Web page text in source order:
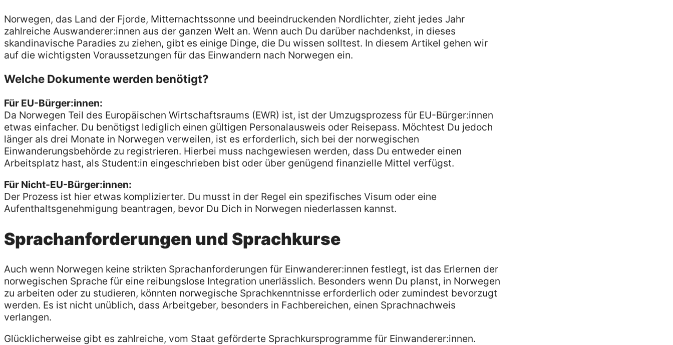
Norwegen, das Land der Fjorde, Mitternachtssonne und beeindruckenden Nordlichter, zieht jedes Jahr
zahlreiche Auswanderer:innen aus der ganzen Welt an. Wenn auch Du darüber nachdenkst, in dieses
skandinavische Paradies zu ziehen, gibt es einige Dinge, die Du wissen solltest. In diesem Artikel gehen wir
auf die wichtigsten Voraussetzungen für das Einwandern nach Norwegen ein.
Welche Dokumente werden benötigt?
Für EU-Bürger:innen:
Da Norwegen Teil des Europäischen Wirtschaftsraums (EWR) ist, ist der Umzugsprozess für EU-Bürger:innen
etwas einfacher. Du benötigst lediglich einen gültigen Personalausweis oder Reisepass. Möchtest Du jedoch
länger als drei Monate in Norwegen verweilen, ist es erforderlich, sich bei der norwegischen
Einwanderungsbehörde zu registrieren. Hierbei muss nachgewiesen werden, dass Du entweder einen
Arbeitsplatz hast, als Student:in eingeschrieben bist oder über genügend finanzielle Mittel verfügst.
Für Nicht-EU-Bürger:innen:
Der Prozess ist hier etwas komplizierter. Du musst in der Regel ein spezifisches Visum oder eine
Aufenthaltsgenehmigung beantragen, bevor Du Dich in Norwegen niederlassen kannst.
Sprachanforderungen und Sprachkurse
Auch wenn Norwegen keine strikten Sprachanforderungen für Einwanderer:innen festlegt, ist das Erlernen der
norwegischen Sprache für eine reibungslose Integration unerlässlich. Besonders wenn Du planst, in Norwegen
zu arbeiten oder zu studieren, könnten norwegische Sprachkenntnisse erforderlich oder zumindest bevorzugt
werden. Es ist nicht unüblich, dass Arbeitgeber, besonders in Fachbereichen, einen Sprachnachweis
verlangen.
Glücklicherweise gibt es zahlreiche, vom Staat geförderte Sprachkursprogramme für Einwanderer:innen.